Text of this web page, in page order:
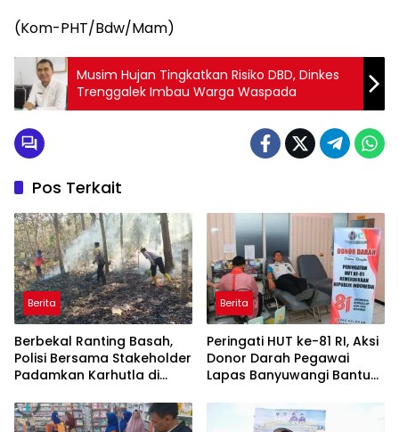
(Kom-PHT/Bdw/Mam)
Musim Hujan Tingkatkan Risiko DBD, Dinkes
Trenggalek Imbau Warga Waspada
Pos Terkait
Berita
Berbekal Ranting Basah,
Polisi Bersama Stakeholder
Padamkan Karhutla di
Trenggalek
Berita
Peringati HUT ke-81 RI, Aksi
Donor Darah Pegawai
Lapas Banyuwangi Bantu